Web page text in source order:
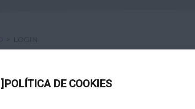
DE COOKIES
> LOGIN
mediante Cl@ve. Pulse no logotipo